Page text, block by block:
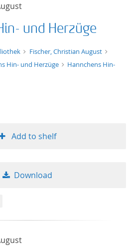
und Herzüge
Fischer, Christian August
Hin- und Herzüge
Hannchens Hin-
Add to shelf
Download